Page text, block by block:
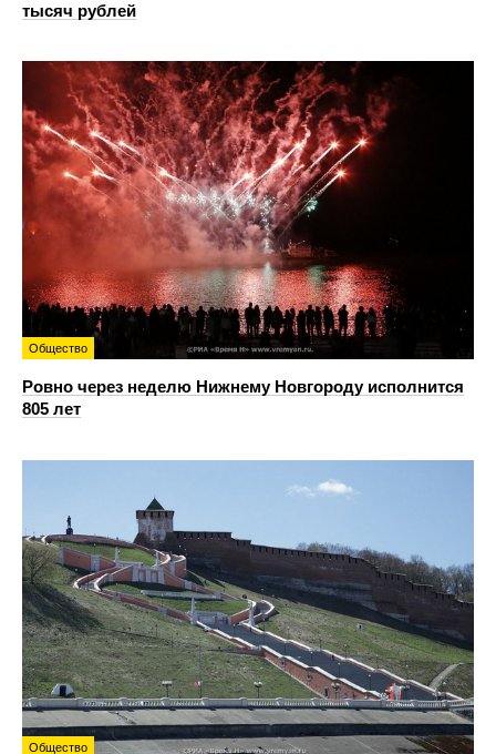
тысяч рублей
Общество
Ровно через неделю Нижнему Новгороду исполнится
805 лет
Общество